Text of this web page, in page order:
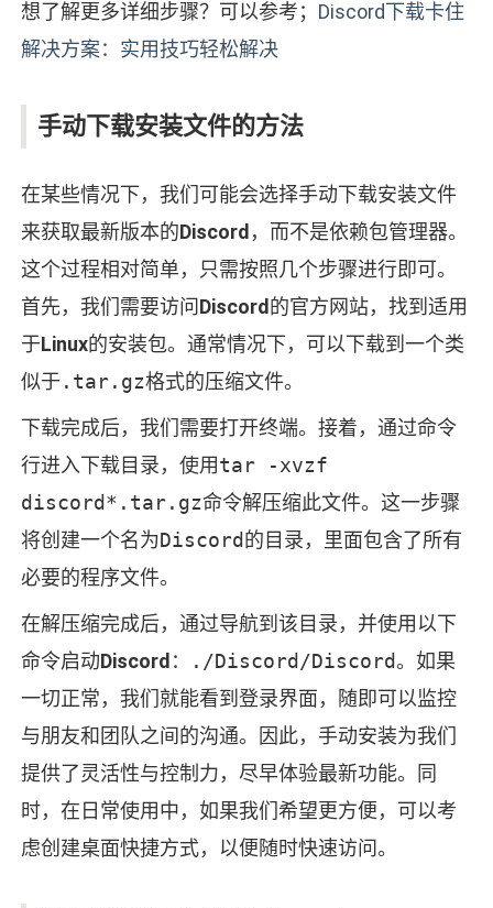
想了解更多详细步骤？可以参考； Discord下载卡住
解决方案：实用技巧轻松解决
手动下载安装文件的方法
在某些情况下，我们可能会选择手动下载安装文件
来获取最新版本的Discord ，而不是依赖包管理器。
这个过程相对简单，只需按照几个步骤进行即可。
首先，我们需要访问Discord的官方网站，找到适用
于Linux的安装包。通常情况下，可以下载到一个类
似于 .tar.gz格式的压缩文件。
下载完成后，我们需要打开终端。接着，通过命令
行进入下载目录，使用tar -xvzf
discord*.tar.gz命令解压缩此文件。这一步骤
将创建一个名为Discord的目录，里面包含了所有
必要的程序文件。
在解压缩完成后，通过导航到该目录，并使用以下
命令启动Discord ： ./Discord/Discord。如果
一切正常，我们就能看到登录界面，随即可以监控
与朋友和团队之间的沟通。因此，手动安装为我们
提供了灵活性与控制力，尽早体验最新功能。同
时，在日常使用中，如果我们希望更方便，可以考
虑创建桌面快捷方式，以便随时快速访问。